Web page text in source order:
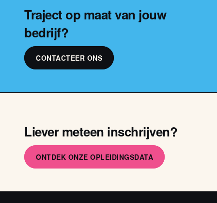
Traject op maat van jouw
bedrijf?
CONTACTEER ONS
Liever meteen inschrijven?
ONTDEK ONZE OPLEIDINGSDATA